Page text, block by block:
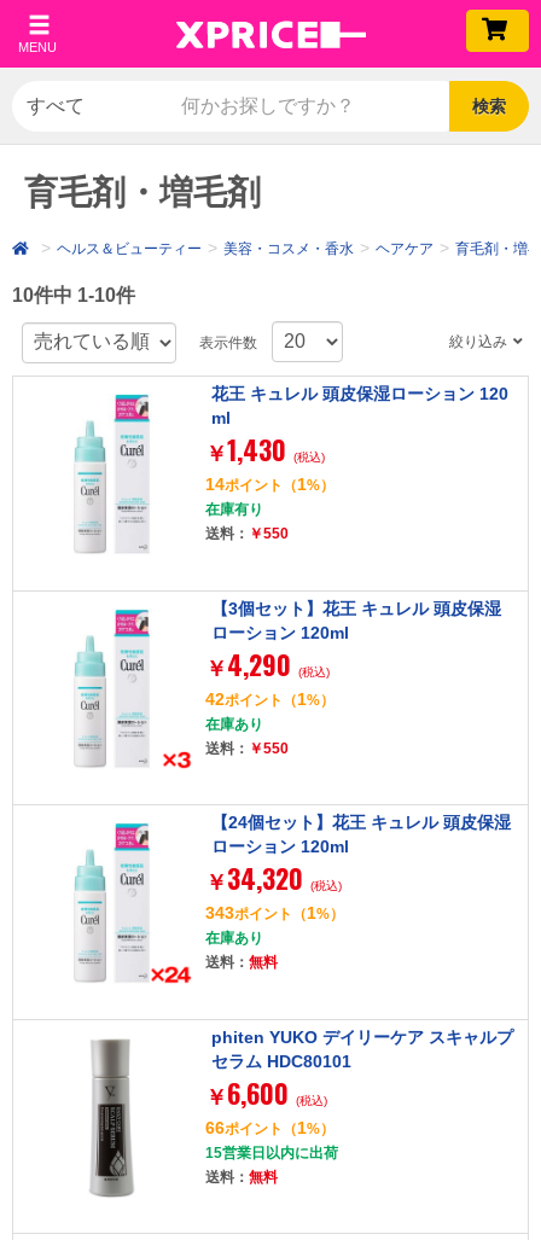
MENU
検索
育毛剤・増毛剤
ヘルス＆ビューティー 美容・コスメ・香水 ヘアケア 育毛剤・増
10件中 1-10件
表示件数 絞り込み
花王 キュレル 頭皮保湿ローション 120
ml
￥1,430 (税込)
14ポイント （1%）
在庫有り
送料： ￥550
【3個セット】花王 キュレル 頭皮保湿
ローション 120ml
￥ 4,290 (税込)
42ポイント （1%）
在庫あり
送料： ￥550
【24個セット】花王 キュレル 頭皮保湿
ローション 120ml
￥ 34,320 (税込)
343ポイント （1%）
在庫あり
送料： 無料
phiten YUKO デイリーケア スキャルプ
セラム HDC80101
￥ 6,600 (税込)
66ポイント （1%）
15営業日以内に出荷
送料： 無料